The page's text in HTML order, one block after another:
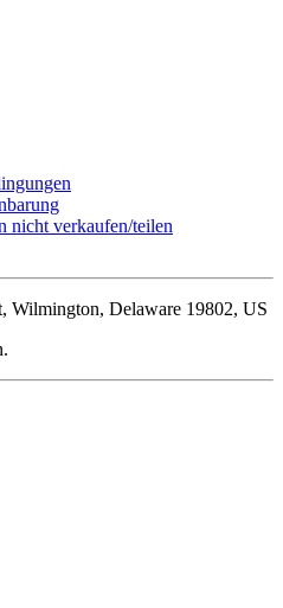
nicht verkaufen/teilen
Wilmington, Delaware 19802, US